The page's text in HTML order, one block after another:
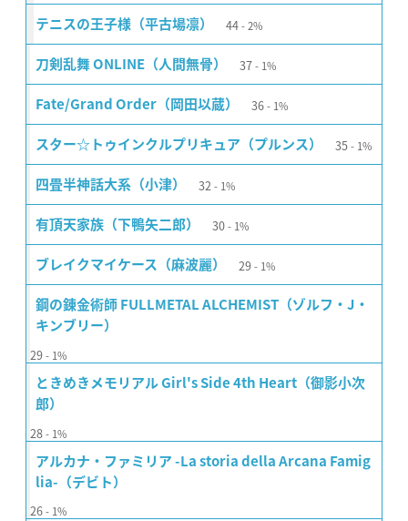
テニスの王子様（平古場凛） 44 2%
刀剣乱舞 ONLINE（人間無骨） 37 1%
Fate/Grand Order（岡田以蔵） 36 1%
スター☆トゥインクルプリキュア（プルンス） 35 1%
四畳半神話大系（小津） 32 1%
有頂天家族（下鴨矢二郎） 30 1%
ブレイクマイケース（麻波麗） 29 1%
鋼の錬金術師 FULLMETAL ALCHEMIST（ゾルフ・J・
キンブリー）
29 1%
ときめきメモリアル Girl's Side 4th Heart（御影小次
郎）
28 1%
アルカナ・ファミリア -La storia della Arcana Famig
lia-（デビト）
26 1%